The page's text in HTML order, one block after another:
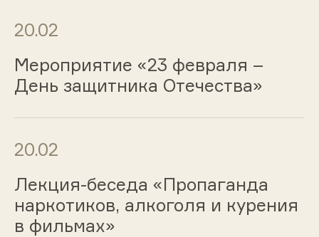
20.02
Мероприятие «23 февраля –
День защитника Отечества»
20.02
Лекция-беседа «Пропаганда
наркотиков, алкоголя и курения
в фильмах»